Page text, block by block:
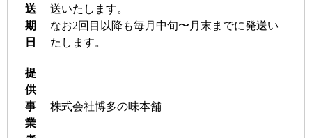
送
期
日
送いたします。
なお2回目以降も毎月中旬〜月末までに発送い
たします。
提
供
事
業
株式会社博多の味本舗